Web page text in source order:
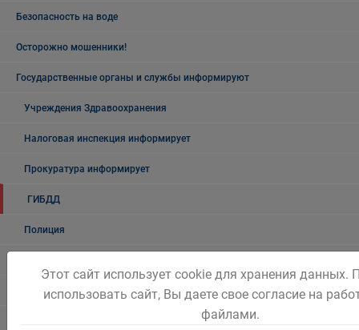
Безопасность на воде
Осторожно мошенники!
Государственные органы и службы информируют
Учреждения Здравоохранения
Налоговая инспекция информирует
Прокуратура информирует
ГИБДД
Полиция
Росреестр
Этот сайт использует cookie для хранения данных.
использовать сайт, Вы даете свое согласие на
файлами.